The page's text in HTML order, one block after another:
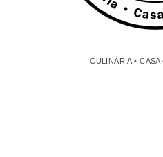
CULINÁRIA • CASA